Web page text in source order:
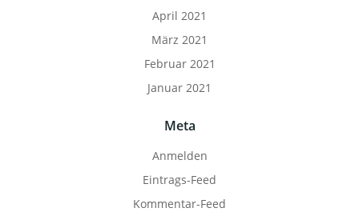
April 2021
März 2021
Februar 2021
Januar 2021
Meta
Anmelden
Eintrags-Feed
Kommentar-Feed